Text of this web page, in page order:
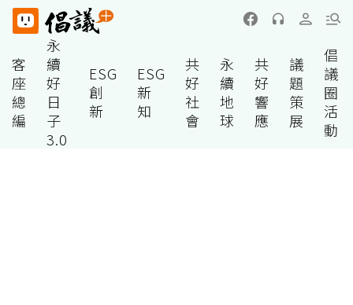
客
座
總
編
永
續
好
日
子
3.0
ESG
創
新
ESG
新
知
共
好
社
會
永
續
地
球
共
好
響
應
議
題
策
展
倡
議
圈
活
動